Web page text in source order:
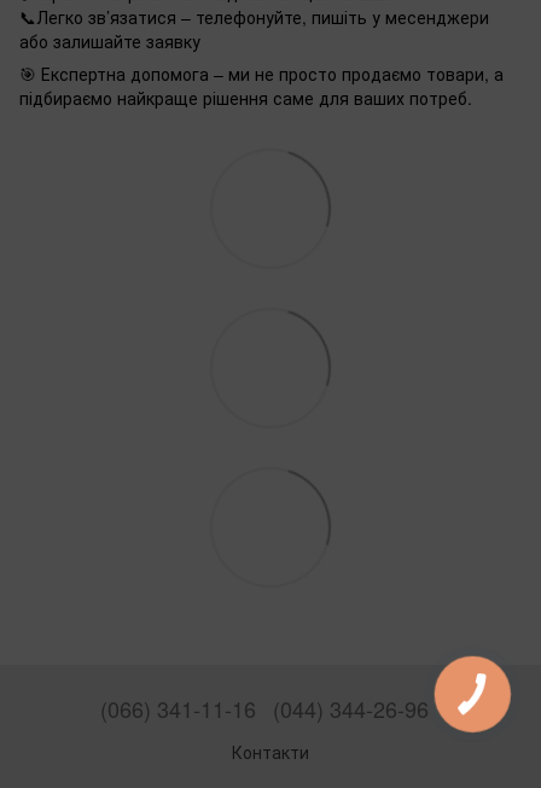
📞Легко зв’язатися – телефонуйте, пишіть у месенджери
або залишайте заявку
🎯 Експертна допомога – ми не просто продаємо товари, а
підбираємо найкраще рішення саме для ваших потреб.
(066) 341-11-16 (044) 344-26-96
Контакти